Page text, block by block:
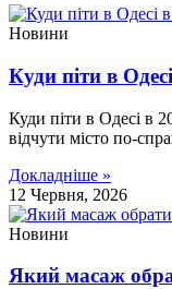
Новини
Куди піти в
Куди піти в Одесі в
відчути місто по-
Докладніше »
12 Червня, 2026
Новини
Який масаж